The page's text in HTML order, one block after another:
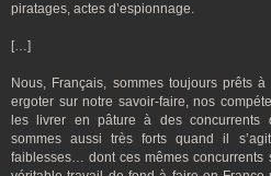
piratages, actes d’espionnage.
[…]
Nous, Français, sommes toujours prêts
ergoter sur notre savoir-faire, nos
les livrer en pâture à des concurrents
sommes aussi très forts quand il
faiblesses… dont ces mêmes concurrents